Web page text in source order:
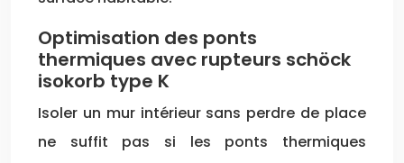
Optimisation des ponts
thermiques avec rupteurs schöck
isokorb type K
Isoler un mur intérieur sans perdre de place
ne suffit pas si les ponts thermiques